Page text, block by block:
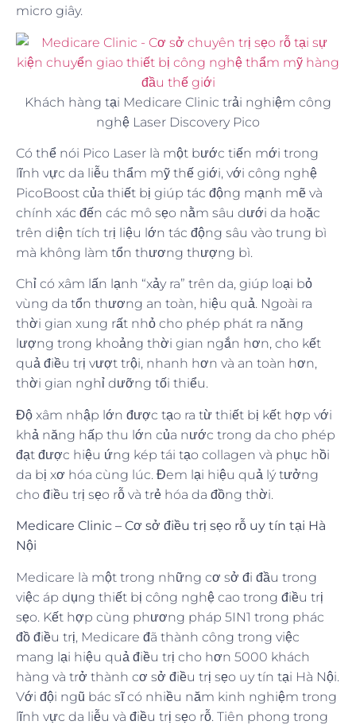
micro giây.
Khách hàng tại Medicare Clinic trải nghiệm công
nghệ Laser Discovery Pico
Có thể nói Pico Laser là một bước tiến mới trong
lĩnh vực da liễu thẩm mỹ thế giới, với công nghệ
PicoBoost của thiết bị giúp tác động mạnh mẽ và
chính xác đến các mô sẹo nằm sâu dưới da hoặc
trên diện tích trị liệu lớn tác động sâu vào trung bì
mà không làm tổn thương thượng bì.
Chỉ có xâm lấn lạnh “xảy ra” trên da, giúp loại bỏ
vùng da tổn thương an toàn, hiệu quả. Ngoài ra
thời gian xung rất nhỏ cho phép phát ra năng
lượng trong khoảng thời gian ngắn hơn, cho kết
quả điều trị vượt trội, nhanh hơn và an toàn hơn,
thời gian nghỉ dưỡng tối thiểu.
Độ xâm nhập lớn được tạo ra từ thiết bị kết hợp với
khả năng hấp thu lớn của nước trong da cho phép
đạt được hiệu ứng kép tái tạo collagen và phục hồi
da bị xơ hóa cùng lúc. Đem lại hiệu quả lý tưởng
cho điều trị sẹo rỗ và trẻ hóa da đồng thời.
Medicare Clinic – Cơ sở điều trị sẹo rỗ uy tín tại Hà
Nội
Medicare là một trong những cơ sở đi đầu trong
việc áp dụng thiết bị công nghệ cao trong điều trị
sẹo. Kết hợp cùng phương pháp 5IN1 trong phác
đồ điều trị, Medicare đã thành công trong việc
mang lại hiệu quả điều trị cho hơn 5000 khách
hàng và trở thành cơ sở điều trị sẹo uy tín tại Hà Nội.
Với đội ngũ bác sĩ có nhiều năm kinh nghiệm trong
lĩnh vực da liễu và điều trị sẹo rỗ. Tiên phong trong